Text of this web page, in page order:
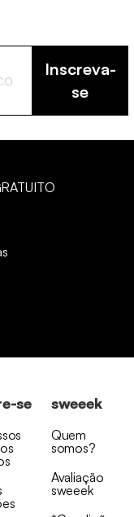
Inscreva-
se
se sweeek
Quem
somos?
Avaliação
sweeek